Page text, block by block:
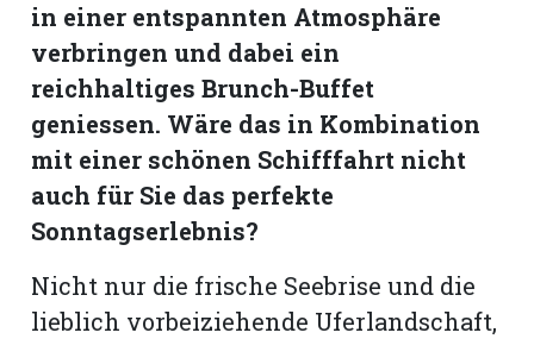
in einer entspannten Atmosphäre
verbringen und dabei ein
reichhaltiges Brunch-Buffet
geniessen. Wäre das in Kombination
mit einer schönen Schifffahrt nicht
auch für Sie das perfekte
Sonntagserlebnis?
Nicht nur die frische Seebrise und die
lieblich vorbeiziehende Uferlandschaft,